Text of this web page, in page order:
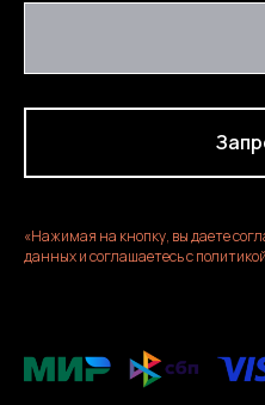
«Нажимая на кнопку, вы даете
данных и соглашаетесь c